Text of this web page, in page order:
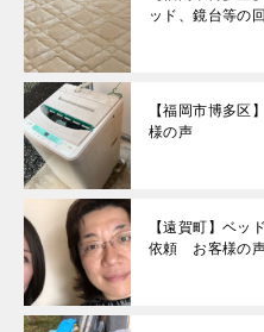
ッド、鏡台等の
【福岡市博多
様の声
【遠賀町】ベッ
依頼 お客様の